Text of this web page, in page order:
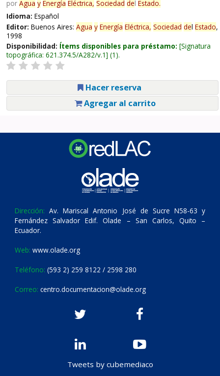
por Agua y Energía Eléctrica, Sociedad del Estado.
Idioma: Español
Editor: Buenos Aires: Agua y Energía Eléctrica, Sociedad del Estado,
1998
Disponibilidad: Ítems disponibles para préstamo: Signatura
topográfica: 621.374.5/A282/v.1 (1).
Hacer reserva
Agregar al carrito
Dirección: Av. Mariscal Antonio José de Sucre N58-63 y
Fernández Salvador Edif. Olade – San Carlos, Quito –
Ecuador.
Web: www.olade.org
Teléfono: (593 2) 259 8122 / 2598 280
Correo: centro.documentacion@olade.org
Tweets by cubemediaco